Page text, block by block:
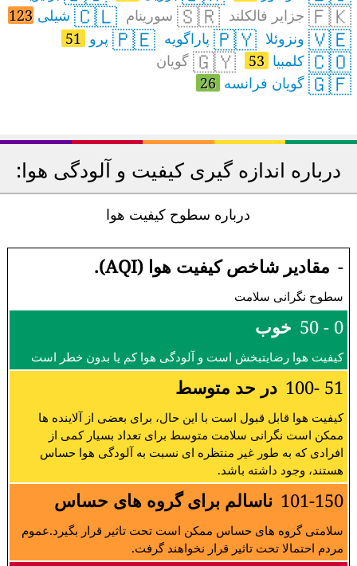
🇫🇰جزایر فالکلند 🇸🇷سورینام 🇨🇱شیلی 123
🇻🇪ونزوئلا 🇵🇾پاراگویه 🇵🇪پرو 51
🇨🇴کلمبیا 53
🇬🇾گویان
🇬🇫گویان فرانسه 26
درباره اندازه گیری کیفیت و آلودگی هوا:
درباره سطوح کیفیت هوا
- مقادیر شاخص کیفیت هوا (AQI).
سطوح نگرانی سلامت
0 - 50 خوب
کیفیت هوا رضایتبخش است و آلودگی هوا کم یا بدون خطر است
51 -100 در حد متوسط
کیفیت هوا قابل قبول است با این حال، برای بعضی از آلاینده ها
ممکن است نگرانی سلامت متوسط برای تعداد بسیار کمی از
افرادی که به طور غیر منتظره ای نسبت به آلودگی هوا حساس
هستند، وجود داشته باشد.
101-150 ناسالم برای گروه های حساس
سلامتی گروه های حساس ممکن است تحت تاثیر قرار بگیرد.عموم
مردم احتمالا تحت تاثیر قرار نخواهند گرفت.